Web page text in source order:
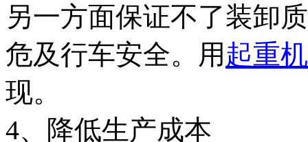
另一方面保证不了装卸
危及行车安全。用 起重机
现。
4、降低生产成本